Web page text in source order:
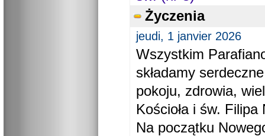
Życzenia
jeudi, 1 janvier 2026
Wszystkim
składamy
pokoju, zdrowia,
Kościoła i św. Filipa
Na początku